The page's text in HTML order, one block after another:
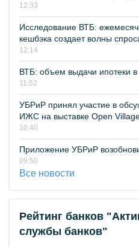
12:33
Исследование ВТБ:
кешбэка создает волны
12:14
ВТБ: объем выдачи ипотеки
11:52
УБРиР принял участие в
ИЖС на выставке Open
10:40
Приложение УБРиР
09:50
Все новости
Рейтинг банков
службы банков"